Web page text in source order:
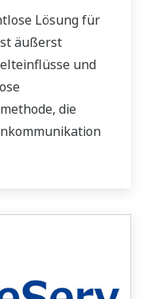
Lösung für
äußerst
und
die